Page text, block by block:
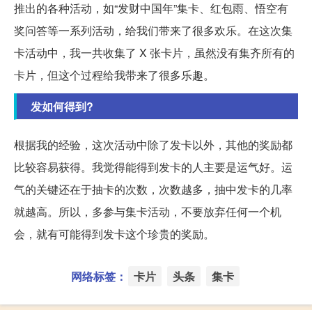
推出的各种活动，如“发财中国年”集卡、红包雨、悟空有
奖问答等一系列活动，给我们带来了很多欢乐。在这次集
卡活动中，我一共收集了 X 张卡片，虽然没有集齐所有的
卡片，但这个过程给我带来了很多乐趣。
发如何得到?
根据我的经验，这次活动中除了发卡以外，其他的奖励都
比较容易获得。我觉得能得到发卡的人主要是运气好。运
气的关键还在于抽卡的次数，次数越多，抽中发卡的几率
就越高。所以，多参与集卡活动，不要放弃任何一个机
会，就有可能得到发卡这个珍贵的奖励。
网络标签： 卡片 头条 集卡